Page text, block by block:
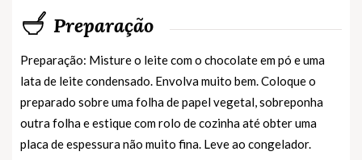
Preparação
Preparação: Misture o leite com o chocolate em pó e uma
lata de leite condensado. Envolva muito bem. Coloque o
preparado sobre uma folha de papel vegetal, sobreponha
outra folha e estique com rolo de cozinha até obter uma
placa de espessura não muito fina. Leve ao congelador.